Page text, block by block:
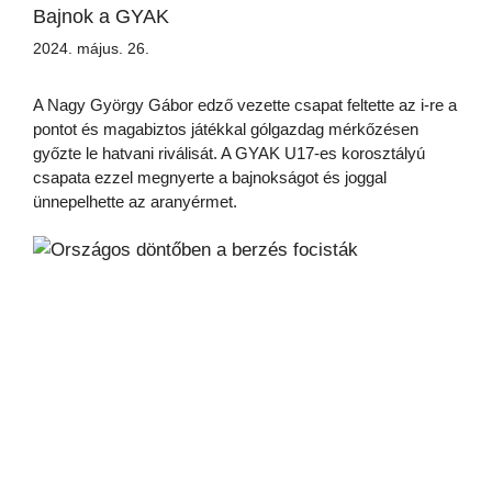
Bajnok a GYAK
2024. május. 26.
A Nagy György Gábor edző vezette csapat feltette az i-re a
pontot és magabiztos játékkal gólgazdag mérkőzésen
győzte le hatvani riválisát. A GYAK U17-es korosztályú
csapata ezzel megnyerte a bajnokságot és joggal
ünnepelhette az aranyérmet.